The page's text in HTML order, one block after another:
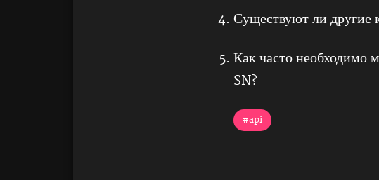
Существуют ли другие
Как часто необходимо
SN?
#api